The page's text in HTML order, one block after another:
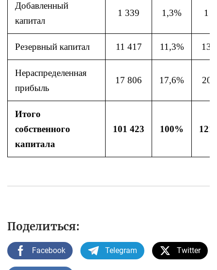
Добавленный
капитал
1 339 1,3% 1
Резервный капитал 11 417 11,3% 13
Нераспределенная
прибыль
17 806 17,6% 20
Итого
собственного
капитала
101 423 100% 121
Поделиться:
Facebook Telegram Twitter